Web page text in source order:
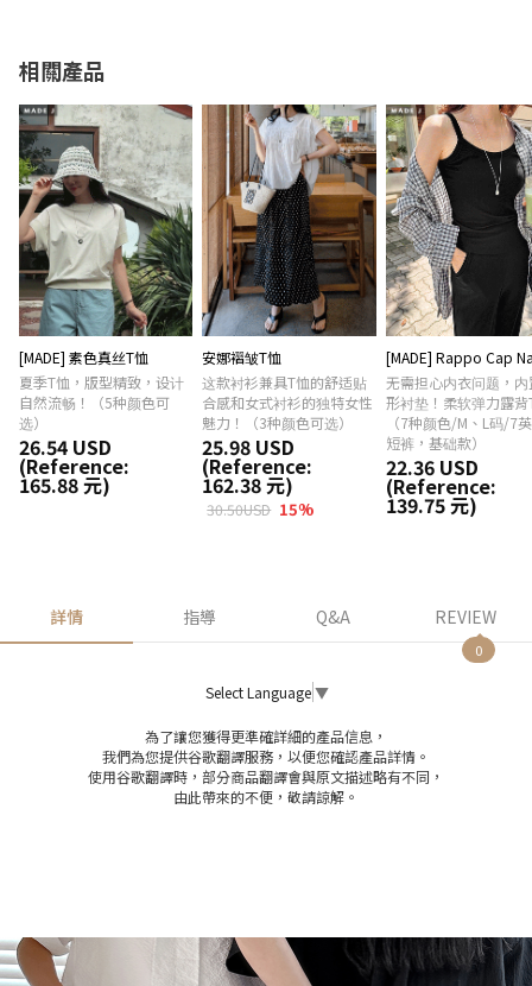
相關產品
[MADE] 素色真丝T恤
夏季T恤，版型精致，设计
自然流畅！（5种颜色可
选）
26.54 USD
(Reference:
165.88 元)
安娜褶皱T恤
这款衬衫兼具T恤的舒适贴
合感和女式衬衫的独特女性
魅力！（3种颜色可选）
25.98 USD
(Reference:
162.38 元)
30.50USD 15%
[MADE] Rappo Cap
无需担心内衣问题，内
形衬垫！柔软弹力露背
（7种颜色/M、L码/7
短裤，基础款）
22.36 USD
(Reference:
139.75 元)
詳情 指導 Q&A REVIEW
0
Select Language ▼
為了讓您獲得更準確詳細的產品信息，
我們為您提供谷歌翻譯服務，以便您確認產品詳情。
使用谷歌翻譯時，部分商品翻譯會與原文描述略有不同，
由此帶來的不便，敬請諒解。